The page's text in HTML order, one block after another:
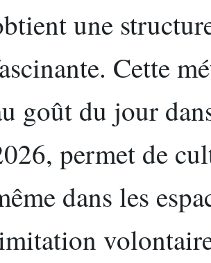
une
Cette
goût du jour
permet de
dans les